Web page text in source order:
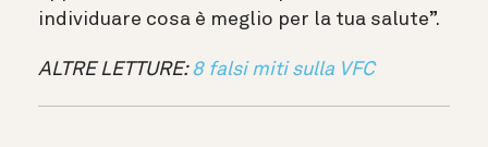
individuare cosa è meglio per la tua salute”.
ALTRE LETTURE:8 falsi miti sulla VFC